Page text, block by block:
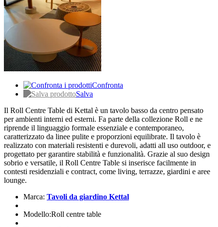
Confronta
Salva
Il Roll Centre Table di Kettal è un tavolo basso da centro pensato
per ambienti interni ed esterni. Fa parte della collezione Roll e ne
riprende il linguaggio formale essenziale e contemporaneo,
caratterizzato da linee pulite e proporzioni equilibrate. Il tavolo è
realizzato con materiali resistenti e durevoli, adatti all uso outdoor, e
progettato per garantire stabilità e funzionalità. Grazie al suo design
sobrio e versatile, il Roll Centre Table si inserisce facilmente in
contesti residenziali e contract, come living, terrazze, giardini e aree
lounge.
Marca: Tavoli da giardino Kettal
Modello:Roll centre table